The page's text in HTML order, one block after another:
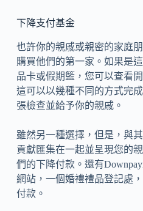
下降支付基金
也許你的親戚或親密的家庭
購買他們的第一家。如果是
品卡或假期籃，您可以查看
這可以以幾種不同的方式完
張檢查並給予你的親戚。
雖然另一種選擇，但是，與
貢獻匯集在一起並呈現您的
們的下降付款。還有
網站，一個婚禮禮品登記處
付款。